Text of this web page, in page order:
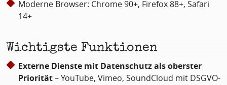
Moderne Browser: Chrome 90+, Firefox 88+, Safari
14+
Wichtigste Funktionen
Externe Dienste mit Datenschutz als oberster
Priorität– YouTube, Vimeo, SoundCloud mit DSGVO-